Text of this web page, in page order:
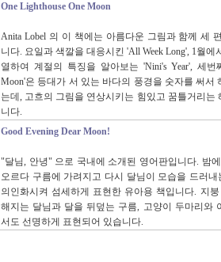
One Lighthouse One Moon
Anita Lobel 의 이 책에는 아름다운 그림과 함께 세
니다. 요일과 색깔을 대응시킨 'All Week Long', 1월에
열하여 계절의 특징을 알아보는 'Nini's Year', 세번
Moon'은 등대가 서 있는 바다의 풍경을 숫자를 써서
는데, 고흐의 그림을 연상시키는 힘있고 꿈틀거리는
니다.
Good Evening Dear Moon!
"달님, 안녕" 으로 국내에 소개된 영어판입니다. 밤
오르다 구름에 가려지고 다시 달님이 모습을 드러
의인화시켜 섬세하게 표현한 유아용 책입니다. 지
해지는 달님과 달을 뒤덮는 구름, 고양이 두마리와
서도 선명하게 표현되어 있습니다.